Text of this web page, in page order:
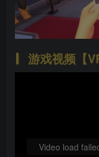
游戏视频【
Video load